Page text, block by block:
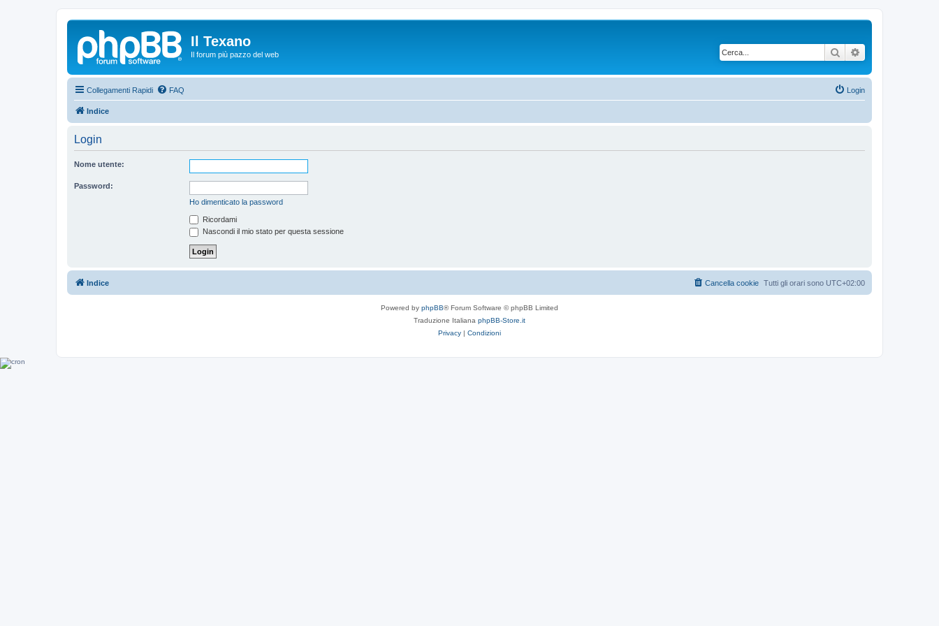
Il Texano
Il forum più pazzo del web Cerca
Collegamenti Rapidi FAQ Login
Indice
Login
Nome utente:
Password:
Ho dimenticato la password
Ricordami
Nascondi il mio stato per questa sessione
Indice Tutti gli orari sono UTC+02:00
Cancella cookie
Powered by phpBB® Forum Software © phpBB Limited
Traduzione Italiana phpBB-Store.it
Privacy | Condizioni